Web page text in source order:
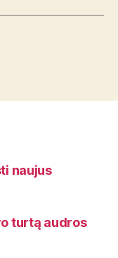
naujus
turtą audros